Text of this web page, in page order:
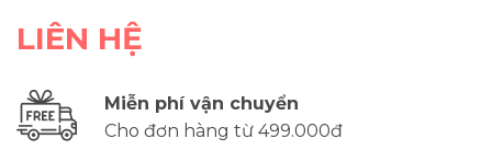
LIÊN HỆ
Miễn phí vận chuyển
Cho đơn hàng từ 499.000đ